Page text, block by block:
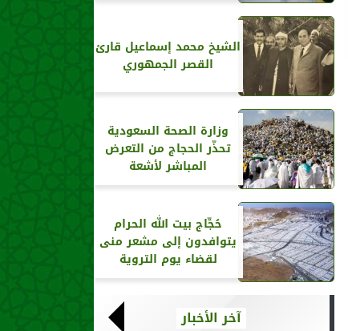
الشيخ محمد إسماعيل قارئ
القصر الجمهوري
وزارة الصحة السعودية
تحذّر الحجاج من التعرض
المباشر لأشعة
حُجِّاج بيت الله الحرام
يتوافدون إلى مشعر منى
لقضاء يوم التروية
آخر الأخبار